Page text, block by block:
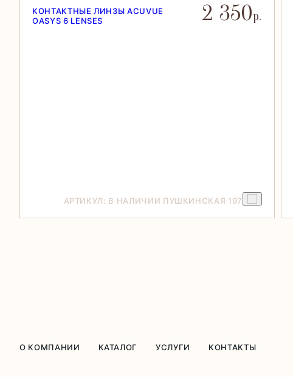
КОНТАКТНЫЕ ЛИНЗЫ ACUVUE
OASYS 6 LENSES
2 350р.
АРТИКУЛ: В НАЛИЧИИ ПУШКИНСКАЯ 197
О КОМПАНИИ КАТАЛОГ УСЛУГИ КОНТАКТЫ